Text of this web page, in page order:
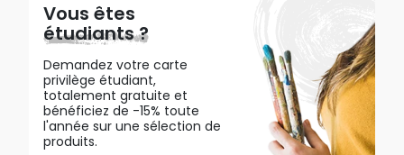
Vous êtes
étudiants ?
Demandez votre carte
privilège étudiant,
totalement gratuite et
bénéficiez de -15% toute
l'année sur une sélection de
produits.